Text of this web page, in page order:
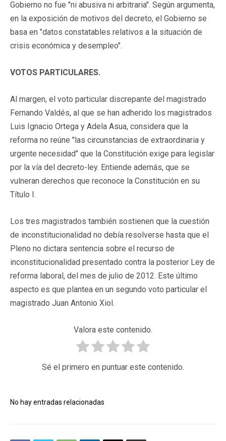
Gobierno no fue "ni abusiva ni arbitraria". Según argumenta,
en la exposición de motivos del decreto, el Gobierno se
basa en "datos constatables relativos a la situación de
crisis económica y desempleo".
VOTOS PARTICULARES.
Al margen, el voto particular discrepante del magistrado
Fernando Valdés, al que se han adherido los magistrados
Luis Ignacio Ortega y Adela Asua, considera que la
reforma no reúne "las circunstancias de extraordinaria y
urgente necesidad" que la Constitución exige para legislar
por la vía del decreto-ley. Entiende además, que se
vulneran derechos que reconoce la Constitución en su
Título I.
Los tres magistrados también sostienen que la cuestión
de inconstitucionalidad no debía resolverse hasta que el
Pleno no dictara sentencia sobre el recurso de
inconstitucionalidad presentado contra la posterior Ley de
reforma laboral, del mes de julio de 2012. Este último
aspecto es que plantea en un segundo voto particular el
magistrado Juan Antonio Xiol.
Valora este contenido.
Sé el primero en puntuar este contenido.
No hay entradas relacionadas